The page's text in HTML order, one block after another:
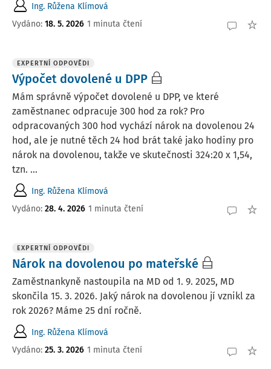
Ing. Růžena Klímová
Vydáno: 18. 5. 2026 1 minuta čtení
EXPERTNÍ ODPOVĚDI
Výpočet dovolené u DPP
Mám správně výpočet dovolené u DPP, ve které
zaměstnanec odpracuje 300 hod za rok? Pro
odpracovaných 300 hod vychází nárok na dovolenou 24
hod, ale je nutné těch 24 hod brát také jako hodiny pro
nárok na dovolenou, takže ve skutečnosti 324:20 x 1,54,
tzn. ...
Ing. Růžena Klímová
Vydáno: 28. 4. 2026 1 minuta čtení
EXPERTNÍ ODPOVĚDI
Nárok na dovolenou po mateřské
Zaměstnankyně nastoupila na MD od 1. 9. 2025, MD
skončila 15. 3. 2026. Jaký nárok na dovolenou jí vznikl za
rok 2026? Máme 25 dní ročně.
Ing. Růžena Klímová
Vydáno: 25. 3. 2026 1 minuta čtení